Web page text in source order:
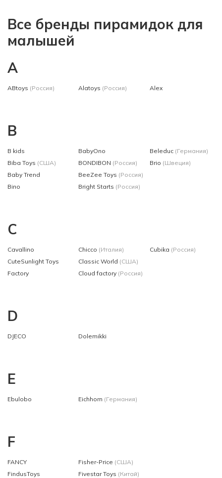
Все бренды пирамидок для
малышей
A
ABtoys (Россия) Alatoys (Россия) Alex
B
B kids
Biba Toys (США)
Baby Trend
Bino
BabyOno
BONDIBON (Россия)
BeeZee Toys (Россия)
Bright Starts (Россия)
Beleduc (Германия)
Brio (Швеция)
C
Cavallino
CuteSunlight Toys
Factory
Chicco (Италия)
Classic World (США)
Cloud factory (Россия)
Cubika (Россия)
D
DJECO Dolemikki
E
Ebulobo Eichhorn (Германия)
F
FANCY
FindusToys
Fisher-Price (США)
Fivestar Toys (Китай)